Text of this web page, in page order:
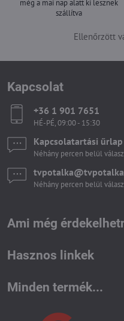
még a mai nap alatt ki lesznek
szállítva
Ellenőrzött
Kapcsolat
+36 1 901 7651
HÉ-PÉ, 09:00 - 15:30
Kapcsolatartási űrlap
Néhány percen belül
Néhány percen belül
Ami még
Hasznos linkek
Minden termék...